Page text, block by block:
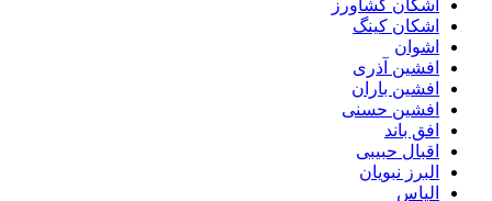
اشکان کشاورز
اشکان کینگ
اشوان
افشین آذری
افشین باران
افشین حسنی
افق باند
اقبال حبیبی
البرز نبویان
الیاس